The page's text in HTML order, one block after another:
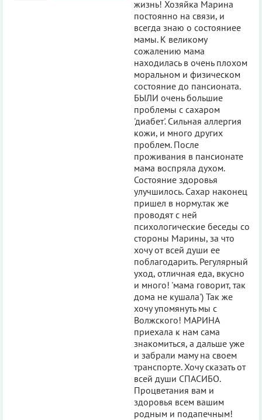
жизнь! Хозяйка Марина
постоянно на связи, и
всегда знаю о состояниее
мамы. К великому
сожалению мама
находилась в очень плохом
моральном и физическом
состояние до пансионата.
БЫЛИ очень большие
проблемы с сахаром
'диабет'. Сильная аллергия
кожи, и много других
проблем. После
проживания в пансионате
мама воспряла духом.
Состояние здоровья
улучшилось. Сахар наконец
пришел в норму.так же
проводят с ней
психологические беседы со
стороны Марины, за что
хочу от всей души ее
поблагодарить. Регулярный
уход, отличная еда, вкусно
и много! 'мама говорит, так
дома не кушала') Так же
хочу упомянуть мы с
Волжского! МАРИНА
приехала к нам сама
знакомиться, а дальше уже
и забрали маму на своем
транспорте. Хочу сказать от
всей души СПАСИБО.
Процветания вам и
здоровья всем вашим
родным и подапечным!